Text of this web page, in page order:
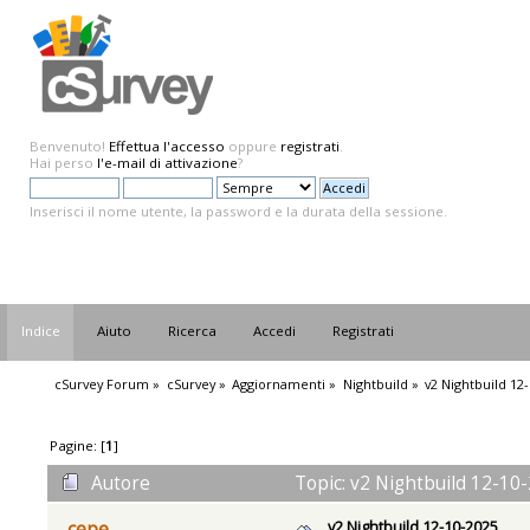
Benvenuto! Effettua l'accesso oppure registrati.
Hai perso l'e-mail di attivazione?
Inserisci il nome utente, la password e la durata della sessione.
Indice Aiuto Ricerca Accedi Registrati
cSurvey Forum » cSurvey» Aggiornamenti » Nightbuild » v2 Nightbuild
Pagine: [1]
Autore
Topic: v2 Nightbuild 12-